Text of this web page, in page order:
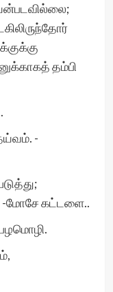
தம்பி
-
மோசே கட்டளை..